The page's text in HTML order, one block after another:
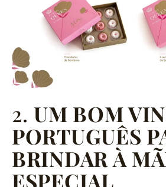
2.UM BOM
PORTUGUÊS
BRINDAR À
ESPECIAL